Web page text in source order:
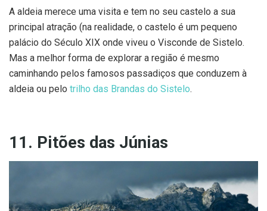
A aldeia merece uma visita e tem no seu castelo a sua
principal atração (na realidade, o castelo é um pequeno
palácio do Século XIX onde viveu o Visconde de Sistelo.
Mas a melhor forma de explorar a região é mesmo
caminhando pelos famosos passadiços que conduzem à
aldeia ou pelo trilho das Brandas do Sistelo.
11. Pitões das Júnias